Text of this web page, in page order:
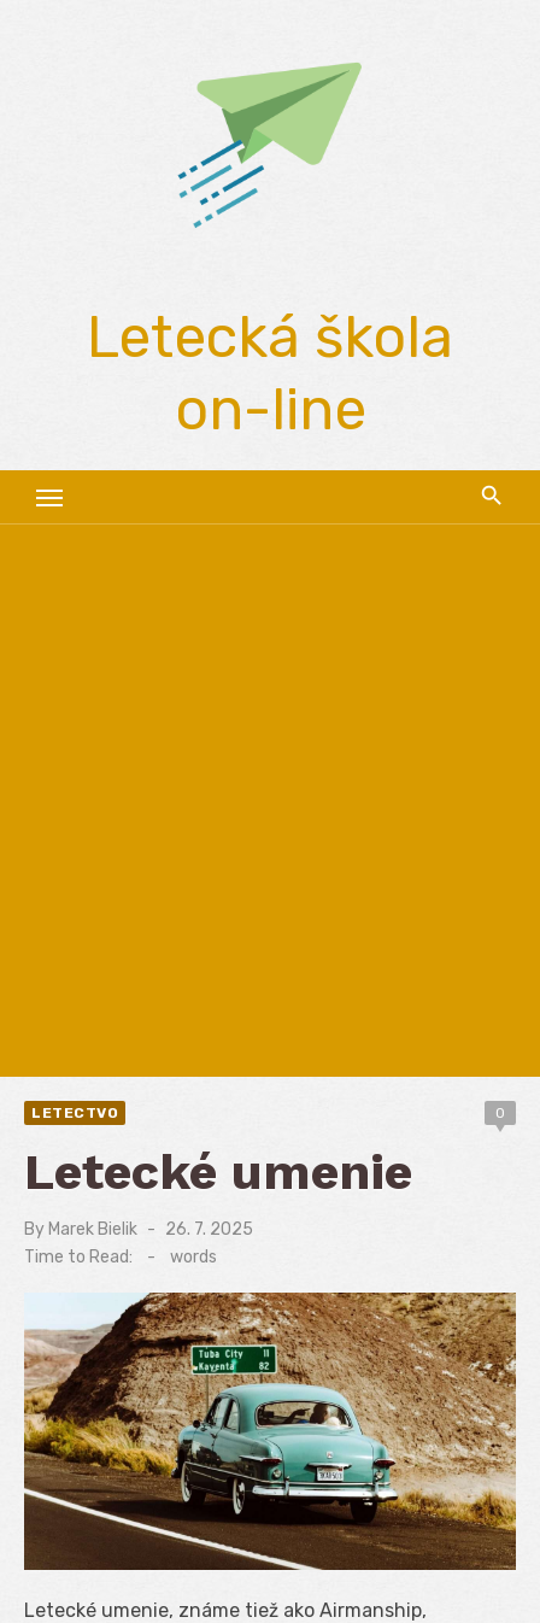
Letecká škola
on-line
LETECTVO 0
Letecké umenie
By Marek Bielik
Posted
on
26. 7. 2025
Time to Read:
- words
Letecké umenie, známe tiež ako Airmanship,